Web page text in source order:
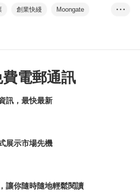
創業快綫
Moongate
• • •
電郵通訊
訊，最快最新
展示市場先機
讓你隨時隨地輕鬆閱讀